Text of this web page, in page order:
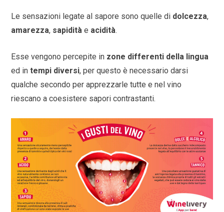
Le sensazioni legate al sapore sono quelle di dolcezza,
amarezza, sapidità e acidità.
Esse vengono percepite in zone differenti della lingua
ed intempi diversi, per questo è necessario darsi
qualche secondo per apprezzarle tutte e nel vino
riescano a coesistere sapori contrastanti.